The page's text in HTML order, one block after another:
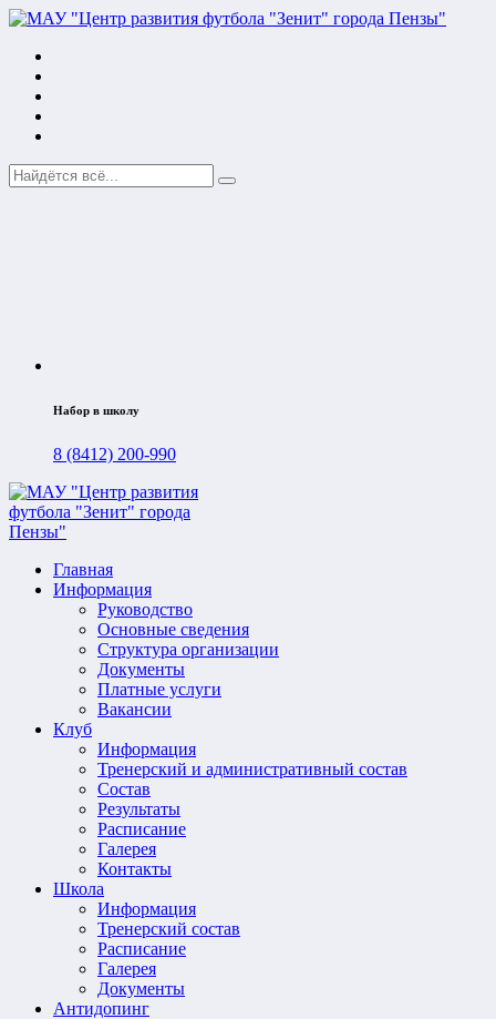
Набор в школу
8 (8412) 200-990
Главная
Информация
Руководство
Основные сведения
Структура организации
Документы
Платные услуги
Вакансии
Клуб
Информация
Тренерский и административный состав
Состав
Результаты
Расписание
Галерея
Контакты
Школа
Информация
Тренерский состав
Расписание
Галерея
Документы
Антидопинг